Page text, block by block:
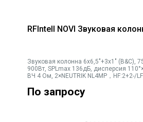
RFIntell NOVI Звуковая
Звуковая колонна 6х6,5"+3х1" (B&C),
900Вт, SPLmax 136дБ, дисперсия
ВЧ 4 Ом, 2×NEUTRIK NL4MP，HF:2+2-/
По запросу